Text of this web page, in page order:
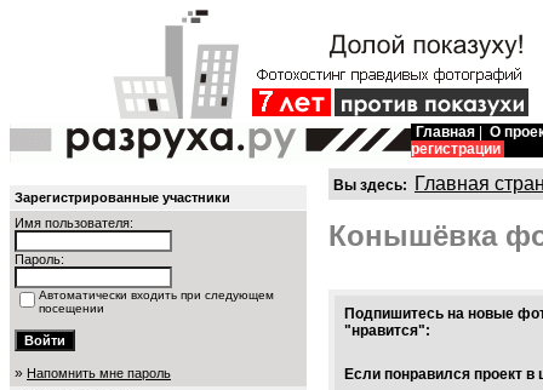
Главная
О
регистрации
Зарегистрированные участники
Имя пользователя:
Пароль:
Автоматически входить при следующем
посещении
» Напомнить мне пароль
Вы здесь: Главная
Конышёвка
Подпишитесь на новые
"нравится":
Если понравился проект